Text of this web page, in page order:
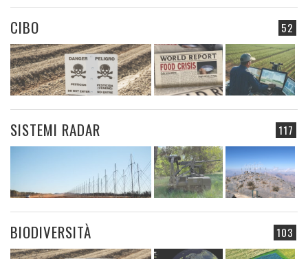
52
CIBO
117
SISTEMI RADAR
103
BIODIVERSITÀ